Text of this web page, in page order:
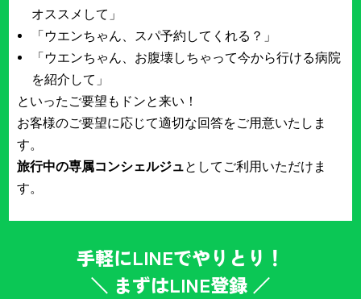
オススメして」
「ウエンちゃん、スパ予約してくれる？」
「ウエンちゃん、お腹壊しちゃって今から行ける病院
を紹介して」
といったご要望もドンと来い！
お客様のご要望に応じて適切な回答をご用意いたしま
す。
旅行中の専属コンシェルジュとしてご利用いただけま
す。
手軽にLINEでやりとり！
＼ まずはLINE登録 ／